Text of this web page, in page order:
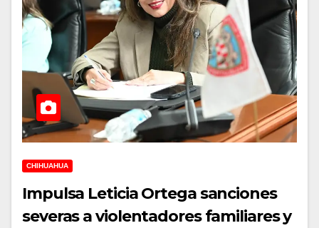
CHIHUAHUA
Impulsa Leticia Ortega sanciones
severas a violentadores familiares y